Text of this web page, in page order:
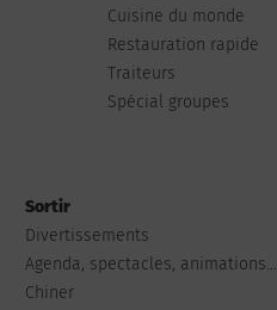
Cuisine du monde
Restauration rapide
Traiteurs
Spécial groupes
Sortir
Divertissements
Agenda, spectacles, animations...
Chiner